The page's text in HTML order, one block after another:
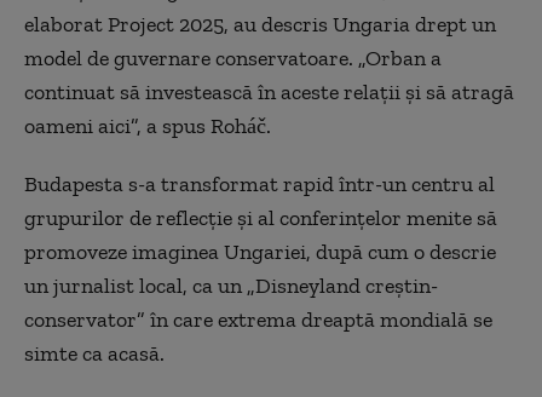
elaborat Project 2025, au descris Ungaria drept un
model de guvernare conservatoare. „Orban a
continuat să investească în aceste relații și să atragă
oameni aici”, a spus Roháč.
Budapesta s-a transformat rapid într-un centru al
grupurilor de reflecție și al conferințelor menite să
promoveze imaginea Ungariei, după cum o descrie
un jurnalist local, ca un „Disneyland creștin-
conservator” în care extrema dreaptă mondială se
simte ca acasă.